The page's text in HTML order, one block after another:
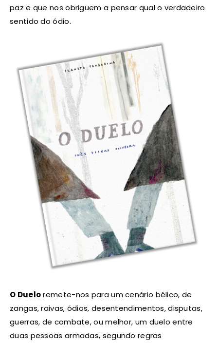
paz e que nos obriguem a pensar qual o verdadeiro
sentido do ódio.
O Dueloremete-nos para um cenário bélico, de
zangas, raivas, ódios, desentendimentos, disputas,
guerras, de combate, ou melhor, um duelo entre
duas pessoas armadas, segundo regras